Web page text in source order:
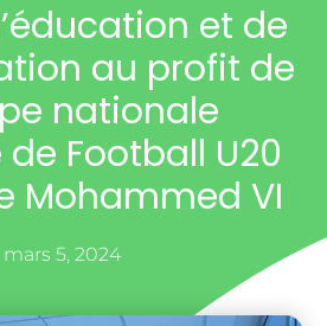
et de
au profit de
nationale
Football U20
Mohammed VI
mars 5, 2024